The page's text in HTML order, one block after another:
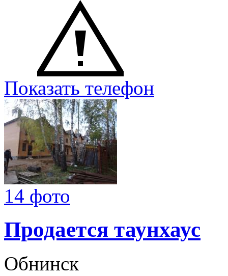
Показать телефон
14 фото
Продается таунхаус
Обнинск